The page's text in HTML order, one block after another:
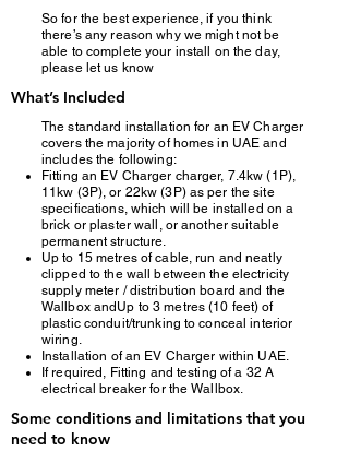
So for the best experience, if you think
there’s any reason why we might not be
able to complete your install on the day,
please let us know
What’s Included
The standard installation for an EV Charger
covers the majority of homes in UAE and
includes the following:
Fitting an EV Charger charger, 7.4kw (1P),
11kw (3P), or 22kw (3P) as per the site
specifications, which will be installed on a
brick or plaster wall, or another suitable
permanent structure.
Up to 15 metres of cable, run and neatly
clipped to the wall between the electricity
supply meter / distribution board and the
Wallbox andUp to 3 metres (10 feet) of
plastic conduit/trunking to conceal interior
wiring.
Installation of an EV Charger within UAE.
If required, Fitting and testing of a 32 A
electrical breaker for the Wallbox.
Some conditions and limitations that you
need to know